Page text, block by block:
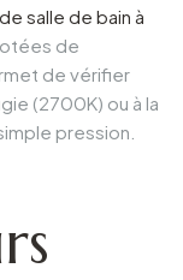
salle de bain à
de
de vérifier
(2700K) ou à la
pression.